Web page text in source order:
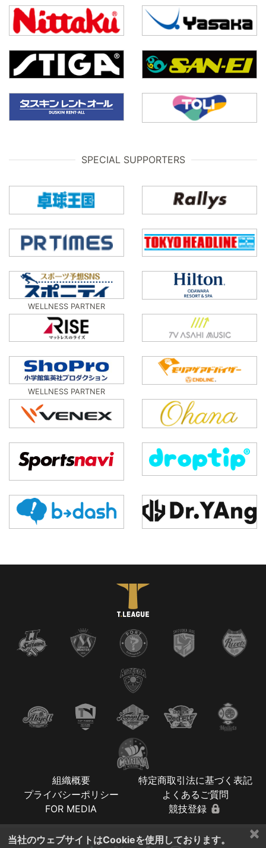
SPECIAL SUPPORTERS
WELLNESS PARTNER
WELLNESS PARTNER
組織概要
特定商取引法に基づく表記
プライバシーポリシー
よくあるご質問
FOR MEDIA
競技登録
×
当社のウェブサイトはCookieを使用しております。